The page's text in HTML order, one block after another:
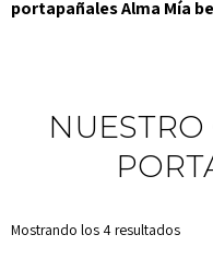
portapañales Alma Mía
Mostrando los 4 resultados